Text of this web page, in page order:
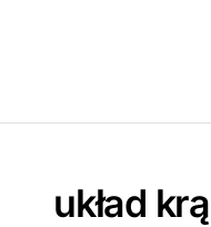
układ